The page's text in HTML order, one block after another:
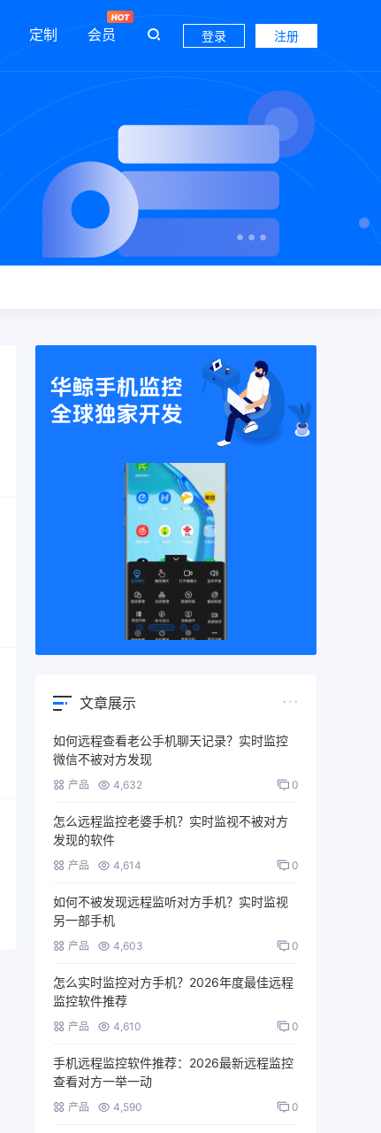
定制 会员 登录 注册
文章展示
如何远程查看老公手机聊天记录？实时监控
微信不被对方发现
产品 4,632 0
怎么远程监控老婆手机？实时监视不被对方
发现的软件
产品 4,614 0
如何不被发现远程监听对方手机？实时监视
另一部手机
产品 4,603 0
怎么实时监控对方手机？2026年度最佳远程
监控软件推荐
产品 4,610 0
手机远程监控软件推荐：2026最新远程监控
查看对方一举一动
产品 4,590 0